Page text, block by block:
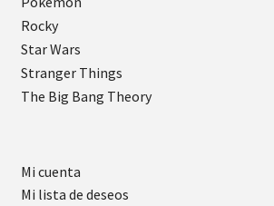
Rocky
Star Wars
Stranger Things
The Big Bang Theory
Mi cuenta
Mi lista de deseos